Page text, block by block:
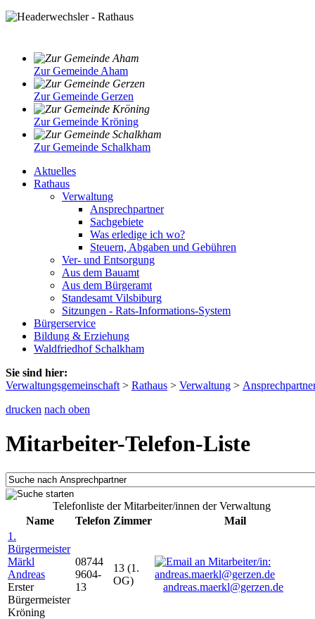
Zur Gemeinde Aham
Zur Gemeinde Gerzen
Zur Gemeinde Kröning
Zur Gemeinde Schalkham
Aktuelles
Rathaus
Verwaltung
Ansprechpartner
Sachgebiete
Was erledige ich wo?
Steuern, Abgaben und Gebühren
Ver- und Entsorgung
Aus dem Bauamt
Aus dem Bürgeramt
Standesamt Vilsbiburg
Sitzungen - Rats-Informations-System
Bürgerservice
Bildung & Erziehung
Waldfriedhof Schalkham
Sie sind hier:
Verwaltungsgemeinschaft > Rathaus > Verwaltung >
drucken nach oben
Mitarbeiter-Telefon-Liste
Telefonliste der Mitarbeiter/innen der Verwaltung
Name
Telefon Zimmer
Mail
1.
Bürgermeister
Märkl
Andreas
Erster
Bürgermeister
Kröning
08744
9604-
13
13 (1.
OG)
andreas.maerkl@gerzen.de